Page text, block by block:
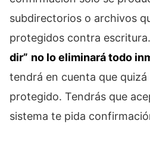
subdirectorios o archivos
protegidos contra
dir” no lo eliminará todo
tendrá en cuenta que
protegido. Tendrás que
sistema te pida